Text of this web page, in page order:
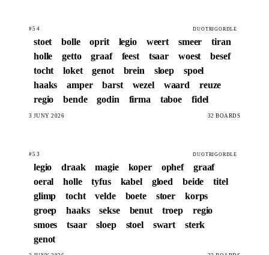
#54 DUOTRIGORDLE
stoet bolle oprit legio weert smeer
tiran
holle
getto graaf feest tsaar woest
besef
tocht
loket genot brein sloep
spoel
haaks
amper barst wezel waard
reuze
regio
bende godin firma taboe fidel
3 JUNY 2026 32 BOARDS
#53 DUOTRIGORDLE
legio draak magie koper ophef
graaf
oeral
holle tyfus kabel gloed beide
titel
glimp
tocht velde boete stoer
korps
groep
haaks sekse benut troep
regio
smoes
tsaar sloep stoel swart
sterk
genot